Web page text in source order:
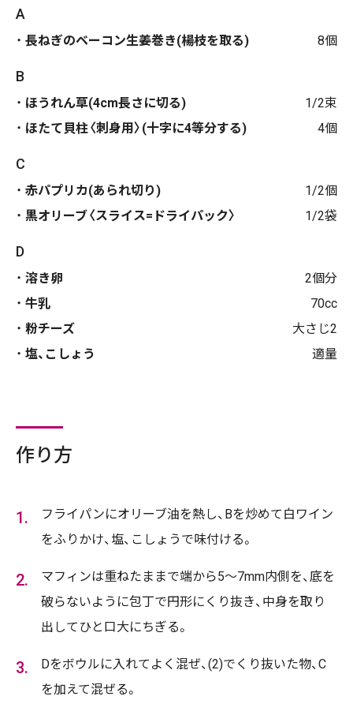
A
長ねぎのベーコン生姜巻き(楊枝を取る) 8個
B
ほうれん草(4cm長さに切る)
1/2束
ほたて貝柱〈刺身用〉(十字に4等分する)
4個
C
赤パプリカ(あられ切り)
1/2個
黒オリーブ〈スライス=ドライパック〉
1/2袋
D
溶き卵
2個分
牛乳
70cc
粉チーズ
大さじ2
塩、こしょう
適量
作り方
フライパンにオリーブ油を熱し、Bを炒めて白ワイン
をふりかけ、塩、こしょうで味付ける。
マフィンは重ねたままで端から5～7mm内側を、底を
破らないように包丁で円形にくり抜き、中身を取り
出してひと口大にちぎる。
Dをボウルに入れてよく混ぜ、(2)でくり抜いた物、C
を加えて混ぜる。